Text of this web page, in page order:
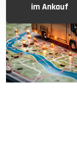
im Ankauf